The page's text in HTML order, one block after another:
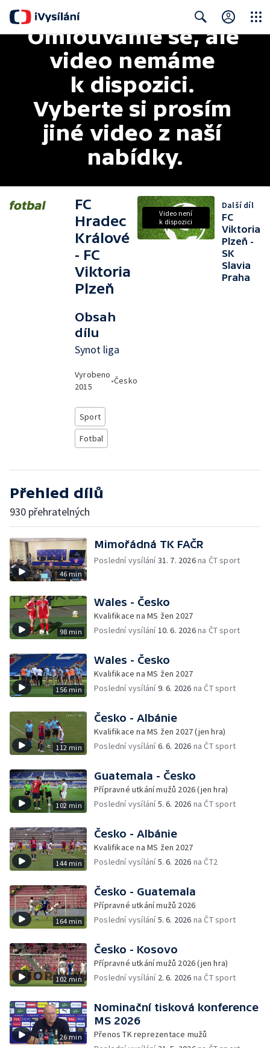
Search
Omlouváme se, ale
video nemáme
k dispozici.
Vyberte si prosím
jiné video z naší
nabídky.
FC
Hradec
Králové
- FC
Viktoria
Plzeň
Obsah
dílu
Synot liga
Vyrobeno
2015
•Česko
Sport
Fotbal
Video není
k dispozici
Další díl
FC
Viktoria
Plzeň -
SK
Slavia
Praha
Přehled dílů
930 přehratelných
46 min
Mimořádná TK FAČR
Poslední vysílání31. 7. 2026na ČT sport
98 min
Wales - Česko
Kvalifikace na MS žen 2027
Poslední vysílání10. 6. 2026na ČT sport
156 min
Wales - Česko
Kvalifikace na MS žen 2027
Poslední vysílání9. 6. 2026 na ČT sport
112 min
Česko - Albánie
Kvalifikace na MS žen 2027 (jen hra)
Poslední vysílání6. 6. 2026 na ČT sport
102 min
Guatemala - Česko
Přípravné utkání mužů 2026 (jen hra)
Poslední vysílání5. 6. 2026 na ČT sport
144 min
Česko - Albánie
Kvalifikace na MS žen 2027
Poslední vysílání5. 6. 2026 na ČT2
164 min
Česko - Guatemala
Přípravné utkání mužů 2026
Poslední vysílání5. 6. 2026 na ČT sport
102 min
Česko - Kosovo
Přípravné utkání mužů 2026 (jen hra)
Poslední vysílání 2. 6. 2026 na ČT sport
26 min
Nominační tisková konference
MS 2026
Přenos TK reprezentace mužů